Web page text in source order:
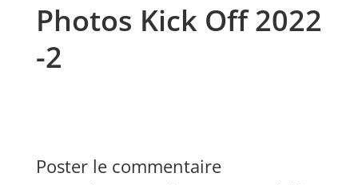
Photos Kick Off 2022
-2
Poster le commentaire